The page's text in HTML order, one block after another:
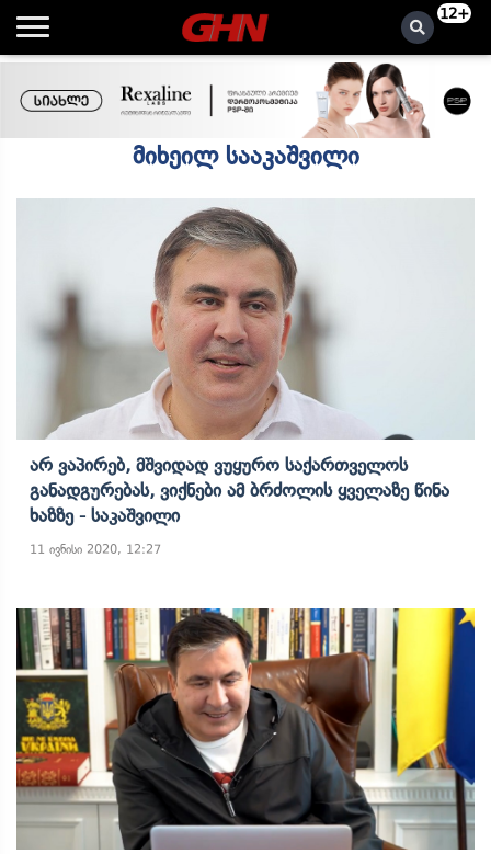
12+
მიხეილ სააკაშვილი
Არ Ვაპირებ, Მშვიდად Ვუყურო Საქართველოს
Განადგურებას, Ვიქნები Ამ Ბრძოლის Ყველაზე Წინა
Ხაზზე - Საკაშვილი
11 ივნისი 2020, 12:27